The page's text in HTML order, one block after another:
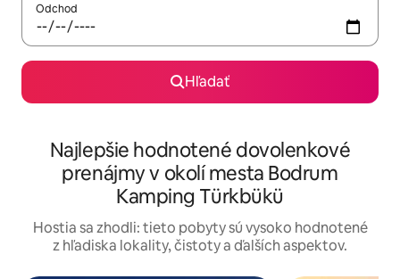
Odchod
Hľadať
Najlepšie hodnotené dovolenkové
prenájmy v okolí mesta Bodrum
Kamping Türkbükü
Hostia sa zhodli: tieto pobyty sú vysoko hodnotené
z hľadiska lokality, čistoty a ďalších aspektov.